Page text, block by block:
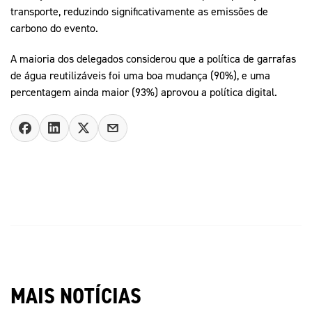
transporte, reduzindo significativamente as emissões de
carbono do evento.
A maioria dos delegados considerou que a política de garrafas
de água reutilizáveis foi uma boa mudança (90%), e uma
percentagem ainda maior (93%) aprovou a política digital.
MAIS NOTÍCIAS